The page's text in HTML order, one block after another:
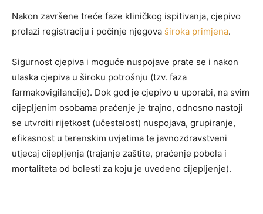
Nakon završene treće faze kliničkog ispitivanja, cjepivo
prolazi registraciju i počinje njegova široka primjena.
Sigurnost cjepiva i moguće nuspojave prate se i nakon
ulaska cjepiva u široku potrošnju (tzv. faza
farmakovigilancije). Dok god je cjepivo u uporabi, na svim
cijepljenim osobama praćenje je trajno, odnosno nastoji
se utvrditi rijetkost (učestalost) nuspojava, grupiranje,
efikasnost u terenskim uvjetima te javnozdravstveni
utjecaj cijepljenja (trajanje zaštite, praćenje pobola i
mortaliteta od bolesti za koju je uvedeno cijepljenje).